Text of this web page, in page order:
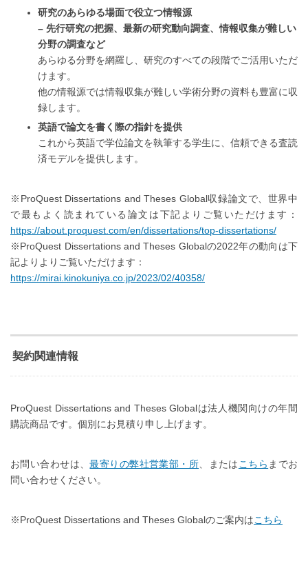
研究のあらゆる場面で役立つ情報源
– 先行研究の把握、最新の研究動向調査、情報収集が難しい
分野の調査など
あらゆる分野を網羅し、研究のすべての段階でご活用いただ
けます。
他の情報源では情報収集が難しい学術分野の資料も豊富に収
録します。
英語で論文を書く際の指針を提供
これから英語で学位論文を執筆する学生に、信頼できる査読
済モデルを提供します。
※ProQuest Dissertations and Theses Global収録論文で、世界中
で最もよく読まれている論文は下記よりご覧いただけます：
https://about.proquest.com/en/dissertations/top-dissertations/
※ProQuest Dissertations and Theses Globalの2022年の動向は下
記よりよりご覧いただけます：
https://mirai.kinokuniya.co.jp/2023/02/40358/
契約関連情報
ProQuest Dissertations and Theses Globalは法人機関向けの年間
購読商品です。個別にお見積り申し上げます。
お問い合わせは、最寄りの弊社営業部・所 、または こちら までお
問い合わせください。
※ProQuest Dissertations and Theses Globalのご案内はこちら